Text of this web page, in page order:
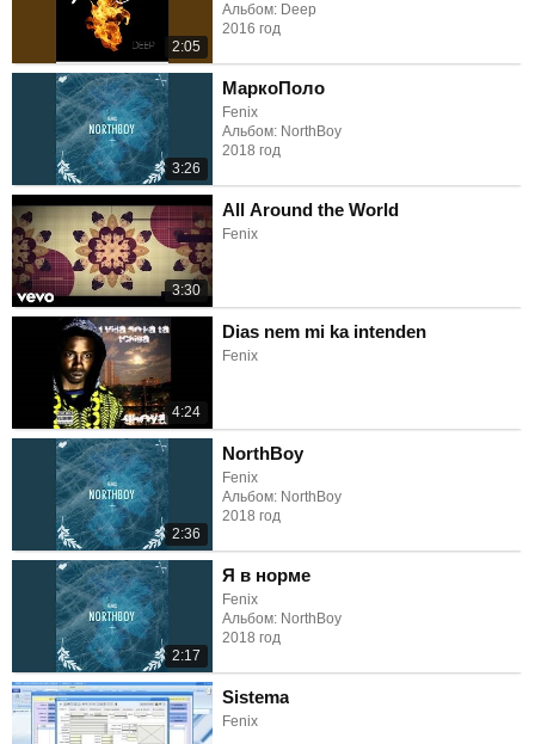
2:05
Альбом: Deep
2016 год
3:26
МаркоПоло
Fenix
Альбом: NorthBoy
2018 год
3:30
All Around the World
Fenix
4:24
Dias nem mi ka intenden
Fenix
2:36
NorthBoy
Fenix
Альбом: NorthBoy
2018 год
2:17
Я в норме
Fenix
Альбом: NorthBoy
2018 год
Sistema
Fenix